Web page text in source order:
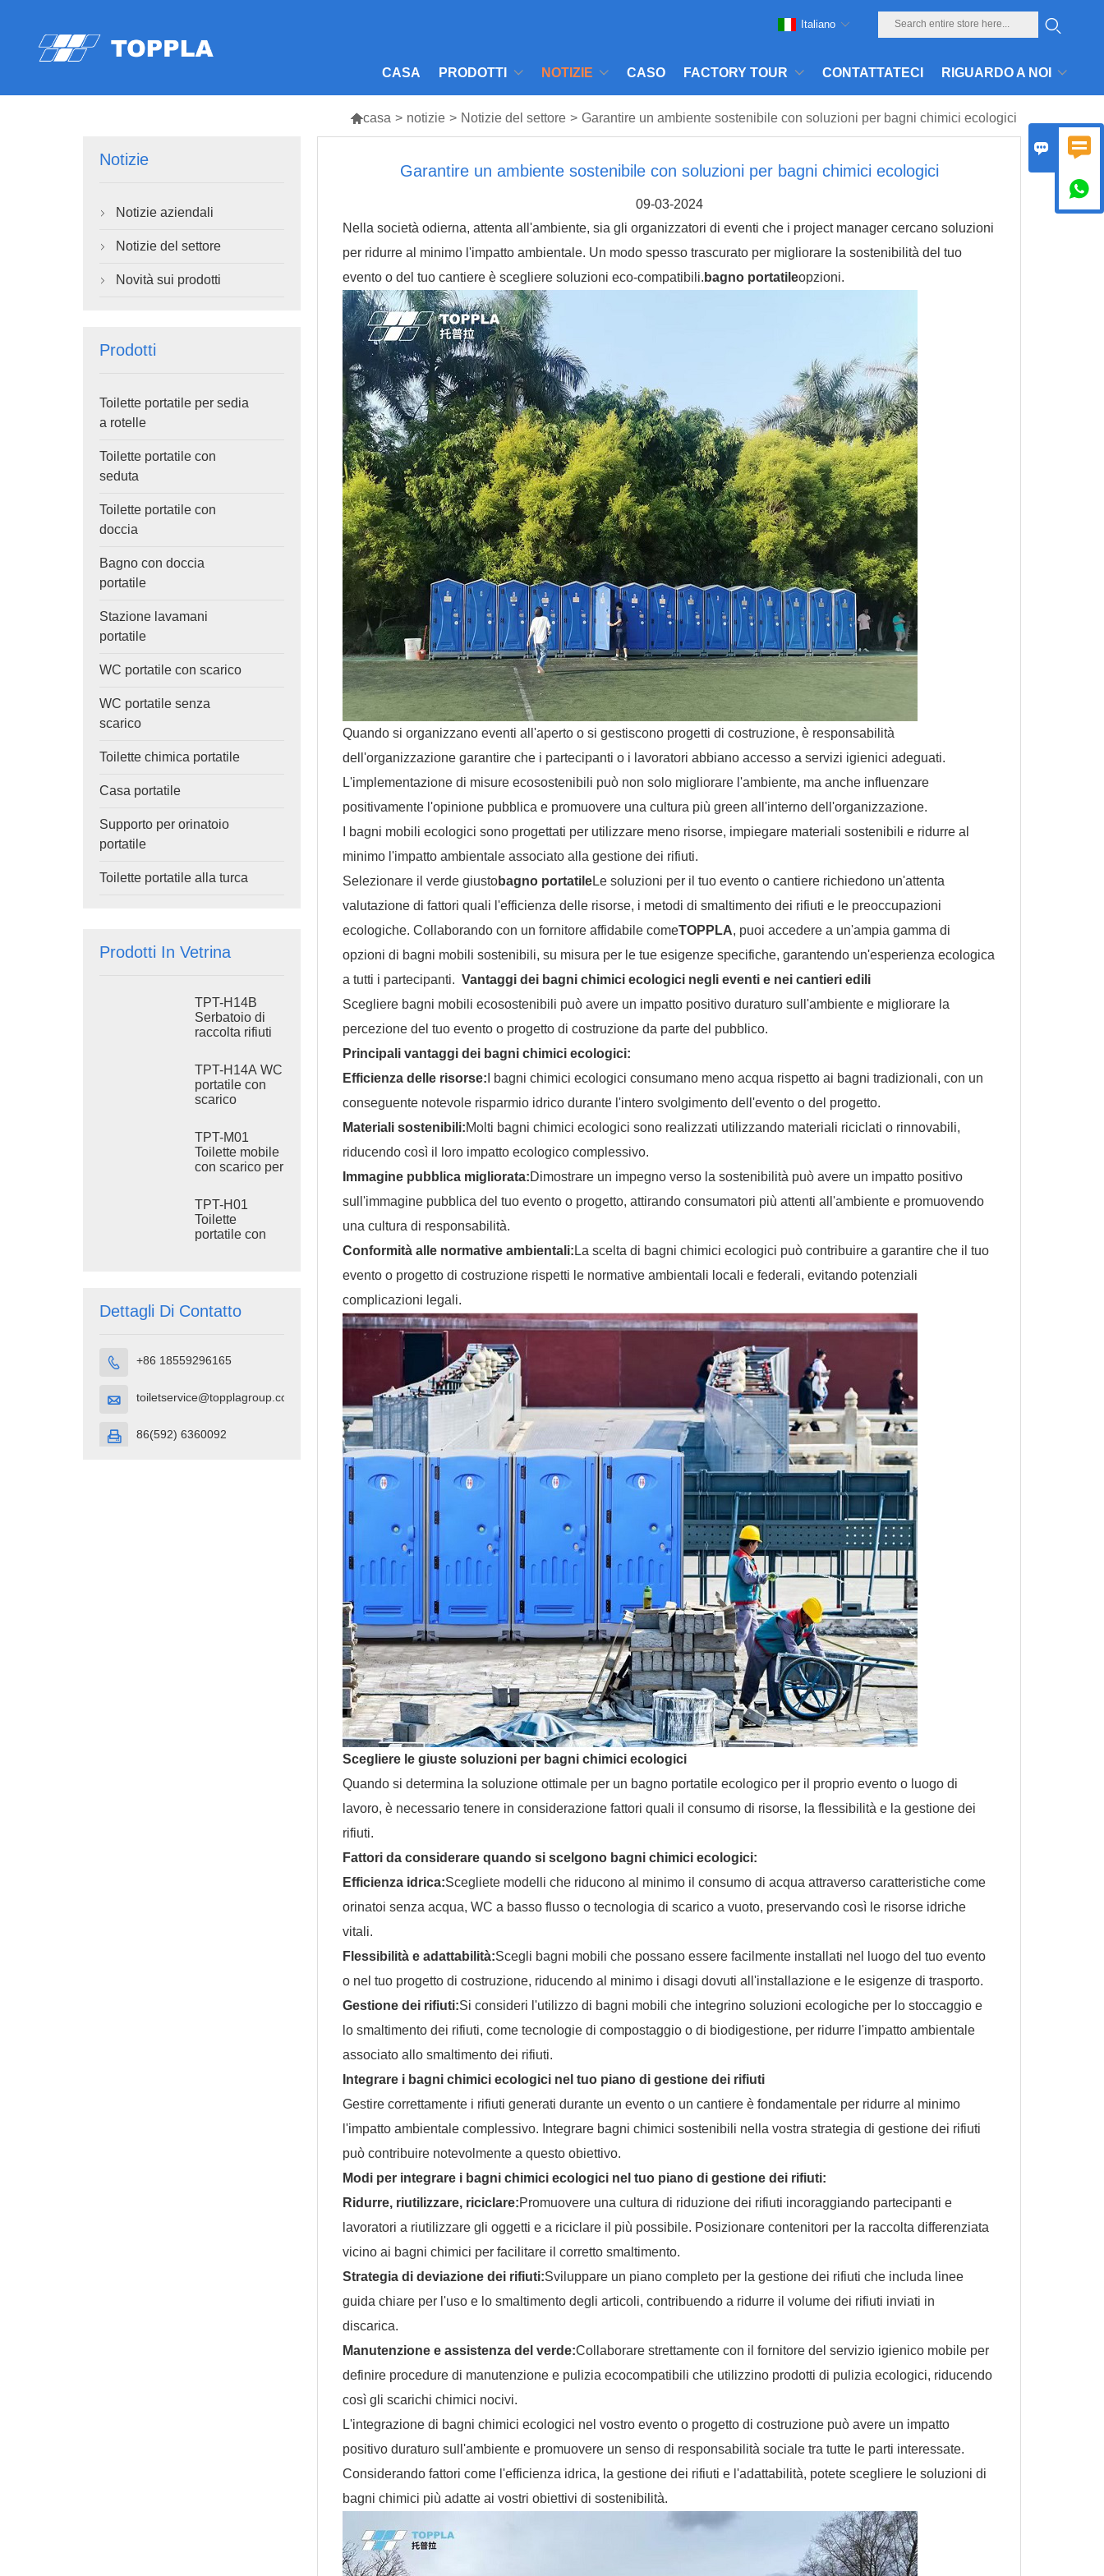
CASA PRODOTTI NOTIZIE CASO FACTORY TOUR CONTATTATECI RIGUARDO A NOI
Italiano
casa > notizie > Notizie del settore > Garantire un ambiente sostenibile con soluzioni per bagni chimici ecologici
Notizie
 Notizie aziendali
 Notizie del settore
 Novità sui prodotti
Prodotti
Toilette portatile per sedia
a rotelle
Toilette portatile con
seduta
Toilette portatile con
doccia
Bagno con doccia
portatile
Stazione lavamani
portatile
WC portatile con scarico
WC portatile senza
scarico
Toilette chimica portatile
Casa portatile
Supporto per orinatoio
portatile
Toilette portatile alla turca
Prodotti In Vetrina
TPT-H14B
Serbatoio di
raccolta rifiuti
portatile con
scarico a filo,
base in
acciaio, WC
cantiere
TPT-H14A WC
portatile con
scarico
serbatoio di
scarico da 410
litri, WC in
plastica per
TPT-M01
Toilette mobile
con scarico per
TPT-H01
Toilette
portatile con
Dettagli Di Contatto
 +86 18559296165
 toiletservice@topplagroup.com
 86(592) 6360092
Garantire un ambiente sostenibile con soluzioni per bagni chimici ecologici
09-03-2024
Nella società odierna, attenta all'ambiente, sia gli organizzatori di eventi che i project manager cercano soluzioni
per ridurre al minimo l'impatto ambientale. Un modo spesso trascurato per migliorare la sostenibilità del tuo
evento o del tuo cantiere è scegliere soluzioni eco-compatibili. bagno portatileopzioni.
Quando si organizzano eventi all'aperto o si gestiscono progetti di costruzione, è responsabilità
dell'organizzazione garantire che i partecipanti o i lavoratori abbiano accesso a servizi igienici adeguati.
L'implementazione di misure ecosostenibili può non solo migliorare l'ambiente, ma anche influenzare
positivamente l'opinione pubblica e promuovere una cultura più green all'interno dell'organizzazione.
I bagni mobili ecologici sono progettati per utilizzare meno risorse, impiegare materiali sostenibili e ridurre al
minimo l'impatto ambientale associato alla gestione dei rifiuti.
Selezionare il verde giustobagno portatileLe soluzioni per il tuo evento o cantiere richiedono un'attenta
valutazione di fattori quali l'efficienza delle risorse, i metodi di smaltimento dei rifiuti e le preoccupazioni
ecologiche. Collaborando con un fornitore affidabile comeTOPPLA, puoi accedere a un'ampia gamma di
opzioni di bagni mobili sostenibili, su misura per le tue esigenze specifiche, garantendo un'esperienza ecologica
a tutti i partecipanti.Vantaggi dei bagni chimici ecologici negli eventi e nei cantieri edili
Scegliere bagni mobili ecosostenibili può avere un impatto positivo duraturo sull'ambiente e migliorare la
percezione del tuo evento o progetto di costruzione da parte del pubblico.
Principali vantaggi dei bagni chimici ecologici:
Efficienza delle risorse: I bagni chimici ecologici consumano meno acqua rispetto ai bagni tradizionali, con un
conseguente notevole risparmio idrico durante l'intero svolgimento dell'evento o del progetto.
Materiali sostenibili:Molti bagni chimici ecologici sono realizzati utilizzando materiali riciclati o rinnovabili,
riducendo così il loro impatto ecologico complessivo.
Immagine pubblica migliorata:Dimostrare un impegno verso la sostenibilità può avere un impatto positivo
sull'immagine pubblica del tuo evento o progetto, attirando consumatori più attenti all'ambiente e promuovendo
una cultura di responsabilità.
Conformità alle normative ambientali: La scelta di bagni chimici ecologici può contribuire a garantire che il tuo
evento o progetto di costruzione rispetti le normative ambientali locali e federali, evitando potenziali
complicazioni legali.
Scegliere le giuste soluzioni per bagni chimici ecologici
Quando si determina la soluzione ottimale per un bagno portatile ecologico per il proprio evento o luogo di
lavoro, è necessario tenere in considerazione fattori quali il consumo di risorse, la flessibilità e la gestione dei
rifiuti.
Fattori da considerare quando si scelgono bagni chimici ecologici:
Efficienza idrica:Scegliete modelli che riducono al minimo il consumo di acqua attraverso caratteristiche come
orinatoi senza acqua, WC a basso flusso o tecnologia di scarico a vuoto, preservando così le risorse idriche
vitali.
Flessibilità e adattabilità:Scegli bagni mobili che possano essere facilmente installati nel luogo del tuo evento
o nel tuo progetto di costruzione, riducendo al minimo i disagi dovuti all'installazione e le esigenze di trasporto.
Gestione dei rifiuti:Si consideri l'utilizzo di bagni mobili che integrino soluzioni ecologiche per lo stoccaggio e
lo smaltimento dei rifiuti, come tecnologie di compostaggio o di biodigestione, per ridurre l'impatto ambientale
associato allo smaltimento dei rifiuti.
Integrare i bagni chimici ecologici nel tuo piano di gestione dei rifiuti
Gestire correttamente i rifiuti generati durante un evento o un cantiere è fondamentale per ridurre al minimo
l'impatto ambientale complessivo. Integrare bagni chimici sostenibili nella vostra strategia di gestione dei rifiuti
può contribuire notevolmente a questo obiettivo.
Modi per integrare i bagni chimici ecologici nel tuo piano di gestione dei rifiuti:
Ridurre, riutilizzare, riciclare:Promuovere una cultura di riduzione dei rifiuti incoraggiando partecipanti e
lavoratori a riutilizzare gli oggetti e a riciclare il più possibile. Posizionare contenitori per la raccolta differenziata
vicino ai bagni chimici per facilitare il corretto smaltimento.
Strategia di deviazione dei rifiuti:Sviluppare un piano completo per la gestione dei rifiuti che includa linee
guida chiare per l'uso e lo smaltimento degli articoli, contribuendo a ridurre il volume dei rifiuti inviati in
discarica.
Manutenzione e assistenza del verde:Collaborare strettamente con il fornitore del servizio igienico mobile per
definire procedure di manutenzione e pulizia ecocompatibili che utilizzino prodotti di pulizia ecologici, riducendo
così gli scarichi chimici nocivi.
L'integrazione di bagni chimici ecologici nel vostro evento o progetto di costruzione può avere un impatto
positivo duraturo sull'ambiente e promuovere un senso di responsabilità sociale tra tutte le parti interessate.
Considerando fattori come l'efficienza idrica, la gestione dei rifiuti e l'adattabilità, potete scegliere le soluzioni di
bagni chimici più adatte ai vostri obiettivi di sostenibilità.
 
